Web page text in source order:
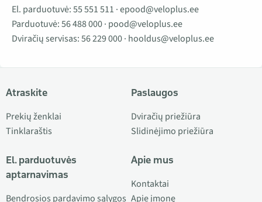
El. parduotuvė:55 551 511 ·epood@veloplus.ee
Parduotuvė:56 488 000· pood@veloplus.ee
Dviračių servisas:56 229 000· hooldus@veloplus.ee
Atraskite
Prekių ženklai
Tinklaraštis
El. parduotuvės
aptarnavimas
Bendrosios pardavimo sąlygos
Paslaugos
Dviračių priežiūra
Slidinėjimo priežiūra
Apie mus
Kontaktai
Apie įmonę